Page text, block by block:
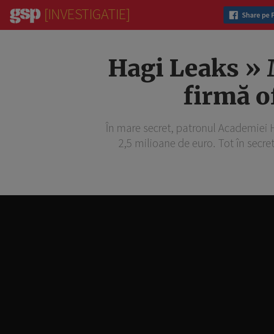
[INVESTIGATIE]
Hagi Leaks
firmă
În mare secret, patronul Academiei
2,5 milioane de euro. Tot în